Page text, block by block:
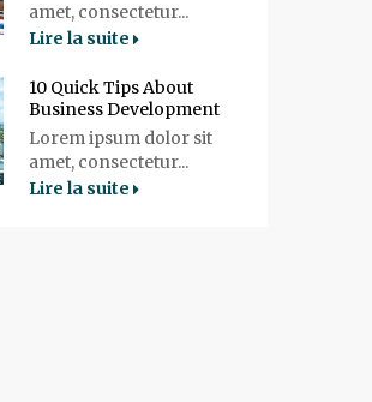
amet, consectetur...
Lire la suite
10 Quick Tips About
Business Development
Lorem ipsum dolor sit
amet, consectetur...
Lire la suite